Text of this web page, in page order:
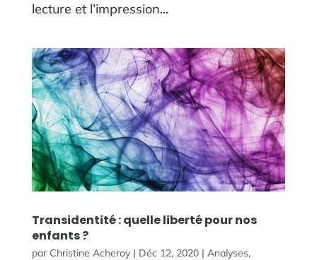
lecture et l’impression...
Transidentité : quelle liberté pour nos
enfants ?
par Christine Acheroy| Déc 12, 2020| Analyses,